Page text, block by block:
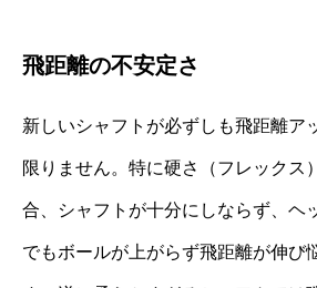
飛距離の不安定さ
新しいシャフトが必ずしも飛距離ア
限りません。特に硬さ（フレックス
合、シャフトが十分にしならず、ヘ
でもボールが上がらず飛距離が伸び